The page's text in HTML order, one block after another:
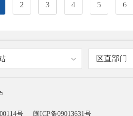
2 3 4 5 6
区直部门
号 闽ICP备09013631号